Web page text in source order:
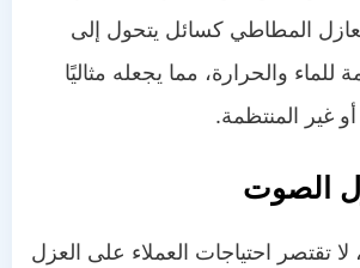
المطاطي كسائل يتحول إلى
والحرارة، مما يجعله مثاليًا
غير المنتظمة.
الصوت
تقتصر احتياجات العملاء على العزل